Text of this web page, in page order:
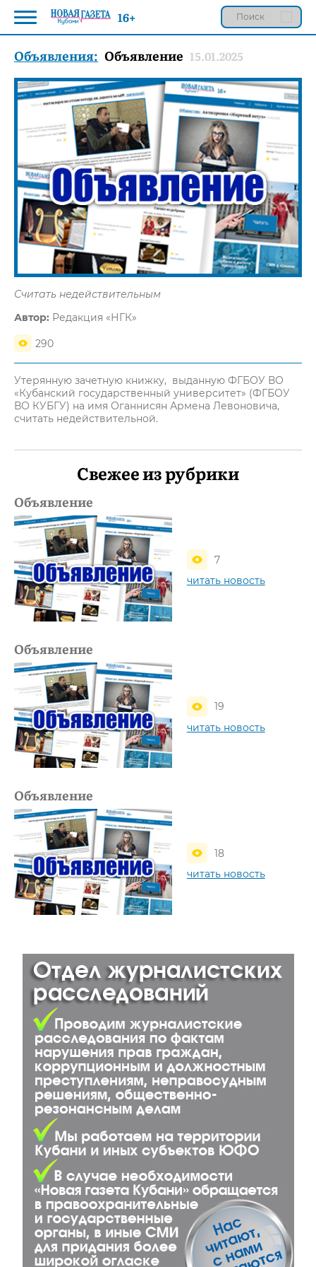
Объявления: Объявление 15.01.2025
Считать недействительным
Автор: Редакция «НГК»
290
Утерянную зачетную книжку, выданную ФГБОУ ВО
«Кубанский государственный университет» (ФГБОУ
ВО КУБГУ) на имя Оганнисян Армена Левоновича,
считать недействительной.
Свежее из рубрики
Объявление
7
читать новость
Объявление
19
читать новость
Объявление
18
читать новость
16+